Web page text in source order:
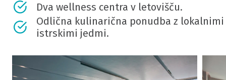
Dva wellness centra v letovišču.
Odlična kulinarična ponudba z lokalnimi
istrskimi jedmi.